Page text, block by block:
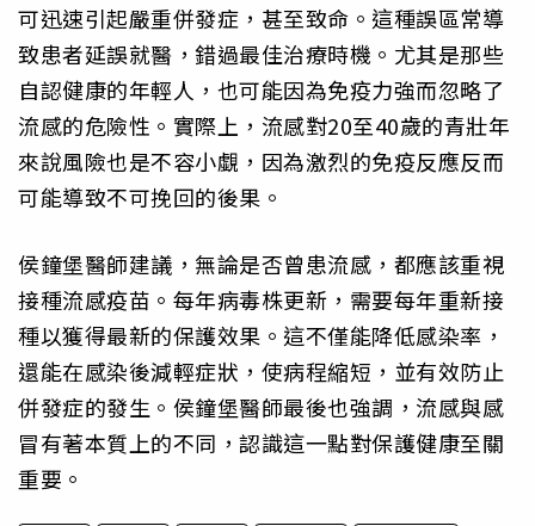
可迅速引起嚴重併發症，甚至致命。這種誤區常導
致患者延誤就醫，錯過最佳治療時機。尤其是那些
自認健康的年輕人，也可能因為免疫力強而忽略了
流感的危險性。實際上，流感對20至40歲的青壯年
來說風險也是不容小覷，因為激烈的免疫反應反而
可能導致不可挽回的後果。
侯鐘堡醫師建議，無論是否曾患流感，都應該重視
接種流感疫苗。每年病毒株更新，需要每年重新接
種以獲得最新的保護效果。這不僅能降低感染率，
還能在感染後減輕症狀，使病程縮短，並有效防止
併發症的發生。侯鐘堡醫師最後也強調，流感與感
冒有著本質上的不同，認識這一點對保護健康至關
重要。